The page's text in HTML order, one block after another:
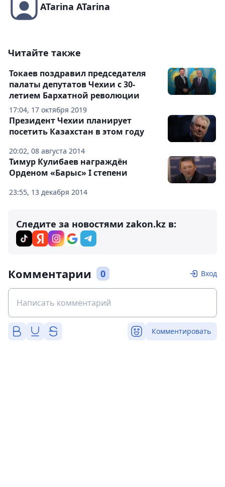
ATarina ATarina
Читайте также
17:04, 17 октября 2019
Токаев поздравил председателя
палаты депутатов Чехии с 30-
летием Бархатной революции
20:02, 08 августа 2014
Президент Чехии планирует
посетить Казахстан в этом году
23:55, 13 декабря 2014
Тимур Кулибаев награждён
Орденом «Барыс» І степени
Следите за новостями zakon.kz в:
Комментарии 0 Вход
Комментировать